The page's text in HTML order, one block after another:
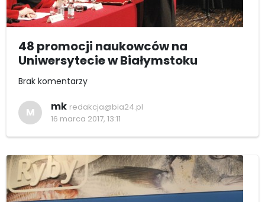
48 promocji naukowców na
Uniwersytecie w Białymstoku
Brak komentarzy
M mk redakcja@bia24.pl
16 marca 2017, 13:11